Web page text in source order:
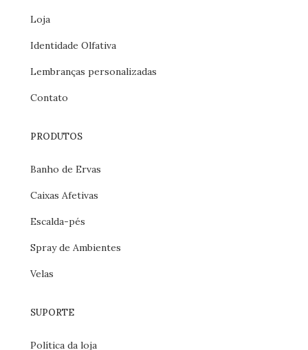
Loja
Identidade Olfativa
Lembranças personalizadas
Contato
PRODUTOS
Banho de Ervas
Caixas Afetivas
Escalda-pés
Spray de Ambientes
Velas
SUPORTE
Política da loja